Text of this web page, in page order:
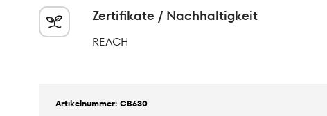
Zertifikate / Nachhaltigkeit
REACH
Artikelnummer: CB630